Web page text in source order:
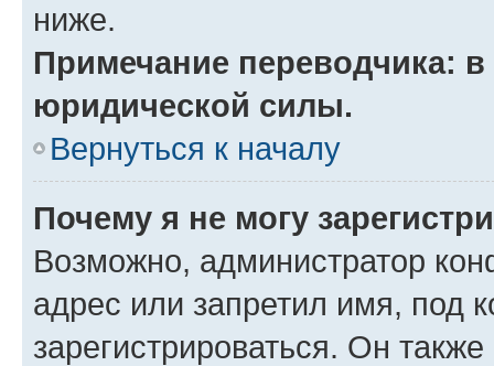
ниже.
Примечание переводчика:
юридической силы.
Вернуться к началу
Почему я не могу
Возможно, администратор
адрес или запретил имя, под
зарегистрироваться. Он